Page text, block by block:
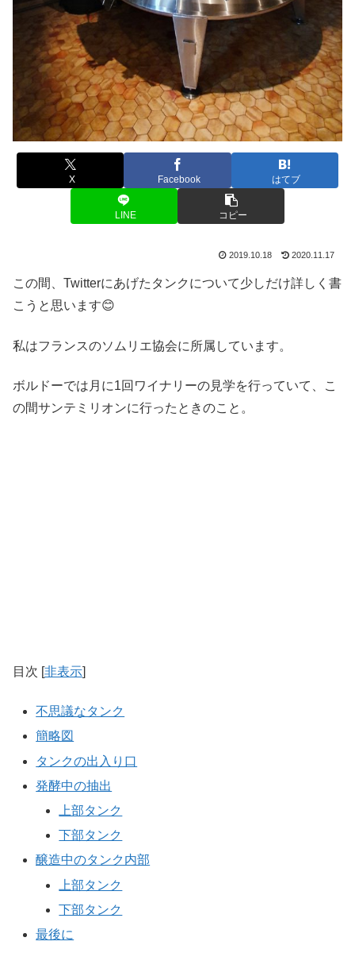
X Facebook はてブ
LINE コピー
2019.10.18 2020.11.17
この間、Twitterにあげたタンクについて少しだけ詳しく書
こうと思います😊
私はフランスのソムリエ協会に所属しています。
ボルドーでは月に1回ワイナリーの見学を行っていて、こ
の間サンテミリオンに行ったときのこと。
目次 [非表示]
不思議なタンク
簡略図
タンクの出入り口
発酵中の抽出
上部タンク
下部タンク
醸造中のタンク内部
上部タンク
下部タンク
最後に